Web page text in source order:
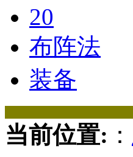
20
布阵法
装备
当前位置: ：